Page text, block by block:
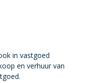
in vastgoed
en verhuur van